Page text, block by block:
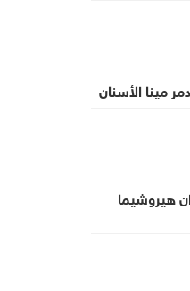
مينا الأسنان
هيروشيما